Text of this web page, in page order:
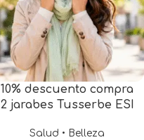
10% descuento compra
2 jarabes Tusserbe ESI
Salud • Belleza